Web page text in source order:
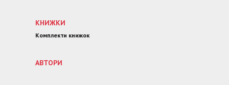
КНИЖКИ
Комплекти книжок
АВТОРИ